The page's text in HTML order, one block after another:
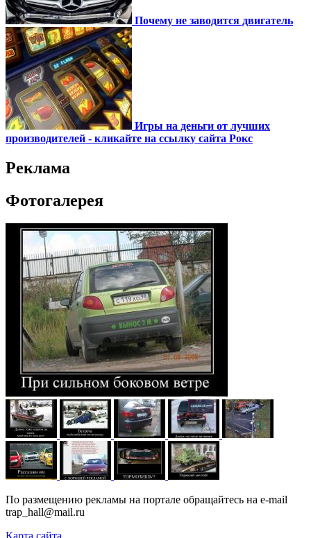
Почему не заводится двигатель
Игры на деньги от лучших
производителей - кликайте на ссылку сайта Рокс
Реклама
Фотогалерея
По размещению рекламы на портале обращайтесь на e-mail
trap_hall@mail.ru